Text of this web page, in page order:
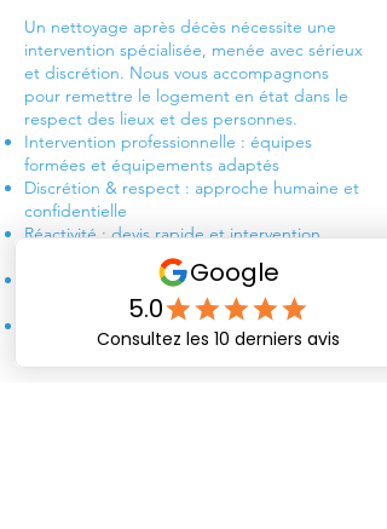
Un nettoyage après décès nécessite une
intervention spécialisée, menée avec sérieux
et discrétion. Nous vous accompagnons
pour remettre le logement en état dans le
respect des lieux et des personnes.
Intervention professionnelle : équipes
formées et équipements adaptés
Discrétion & respect : approche humaine et
confidentielle
Réactivité : devis rapide et intervention
possible en urgence
Transparence : tarification claire, sans
Gestion responsable : tri et évacuation des
déchets selon la réglementation